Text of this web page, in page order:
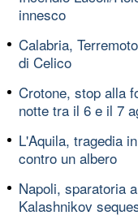
innesco
Calabria,
di Celico
Crotone, stop alla
notte tra il 6 e il 7
L'Aquila, tragedia
contro un albero
Napoli, sparatoria
Kalashnikov